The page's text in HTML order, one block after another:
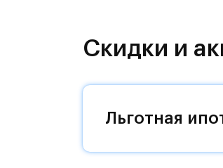
создают
покупки для
Каждый покупатель
программе
Скидки и
Льготная